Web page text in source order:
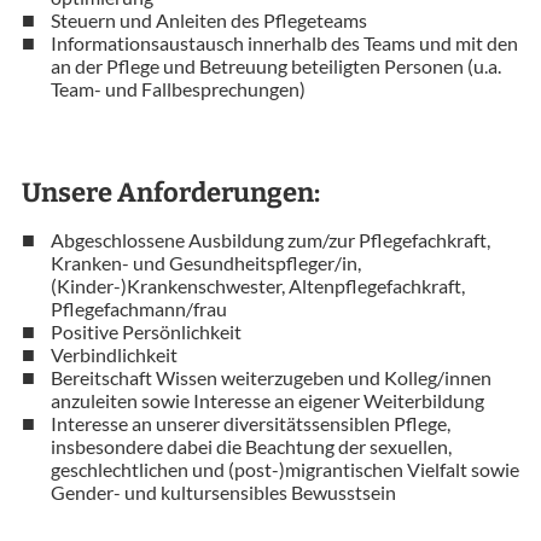
Steuern und Anleiten des Pflegeteams
Informationsaustausch innerhalb des Teams und mit den
an der Pflege und Betreuung beteiligten Personen (u.a.
Team- und Fallbesprechungen)
Unsere Anforderungen:
Abgeschlossene Ausbildung zum/zur Pflegefachkraft,
Kranken- und Gesundheitspfleger/in,
(Kinder-)Krankenschwester, Altenpflegefachkraft,
Pflegefachmann/frau
Positive Persönlichkeit
Verbindlichkeit
Bereitschaft Wissen weiterzugeben und Kolleg/innen
anzuleiten sowie Interesse an eigener Weiterbildung
Interesse an unserer diversitätssensiblen Pflege,
insbesondere dabei die Beachtung der sexuellen,
geschlechtlichen und (post-)migrantischen Vielfalt sowie
Gender- und kultursensibles Bewusstsein